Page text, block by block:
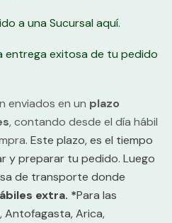
a una Sucursal aquí.
entrega exitosa de tu pedido
enviados en un plazo
, contando desde el día hábil
Este plazo, es el tiempo
y preparar tu pedido. Luego
de transporte donde
extra. *Para las
Antofagasta, Arica,